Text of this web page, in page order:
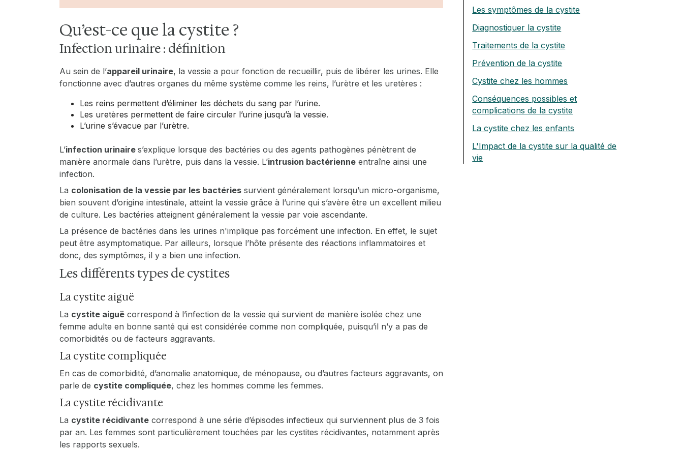
Les symptômes de la cystite
Diagnostiquer la cystite
Traitements de la cystite
Prévention de la cystite
Cystite chez les hommes
Conséquences possibles et
complications de la cystite
La cystite chez les enfants
L'Impact de la cystite sur la qualité de
vie
Qu’est-ce que la cystite ?
Infection urinaire : définition
Au sein de l’appareil urinaire, la vessie a pour fonction de recueillir, puis de libérer les urines. Elle
fonctionne avec d’autres organes du même système comme les reins, l’urètre et les uretères :
Les reins permettent d’éliminer les déchets du sang par l’urine.
Les uretères permettent de faire circuler l’urine jusqu’à la vessie.
L’urine s’évacue par l’urètre.
L’infection urinaire s’explique lorsque des bactéries ou des agents pathogènes pénètrent de
manière anormale dans l’urètre, puis dans la vessie. L’intrusion bactérienne entraîne ainsi une
infection.
La colonisation de la vessie par les bactéries survient généralement lorsqu’un micro-organisme,
bien souvent d’origine intestinale, atteint la vessie grâce à l’urine qui s’avère être un excellent milieu
de culture. Les bactéries atteignent généralement la vessie par voie ascendante.
La présence de bactéries dans les urines n'implique pas forcément une infection. En effet, le sujet
peut être asymptomatique. Par ailleurs, lorsque l’hôte présente des réactions inflammatoires et
donc, des symptômes, il y a bien une infection.
Les différents types de cystites
La cystite aiguë
La cystite aiguë correspond à l’infection de la vessie qui survient de manière isolée chez une
femme adulte en bonne santé qui est considérée comme non compliquée, puisqu’il n’y a pas de
comorbidités ou de facteurs aggravants.
La cystite compliquée
En cas de comorbidité, d’anomalie anatomique, de ménopause, ou d’autres facteurs aggravants, on
parle de cystite compliquée, chez les hommes comme les femmes.
La cystite récidivante
La cystite récidivante correspond à une série d’épisodes infectieux qui surviennent plus de 3 fois
par an. Les femmes sont particulièrement touchées par les cystites récidivantes, notamment après
les rapports sexuels.